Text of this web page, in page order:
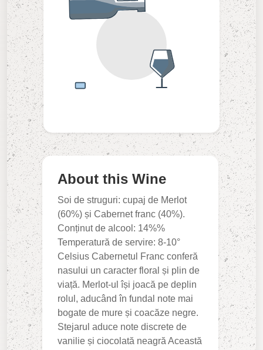
About this Wine
Soi de struguri: cupaj de Merlot
(60%) și Cabernet franc (40%).
Conținut de alcool: 14%%
Temperatură de servire: 8-10°
Celsius Cabernetul Franc conferă
nasului un caracter floral și plin de
viață. Merlot-ul își joacă pe deplin
rolul, aducând în fundal note mai
bogate de mure și coacăze negre.
Stejarul aduce note discrete de
vanilie și ciocolată neagră Această